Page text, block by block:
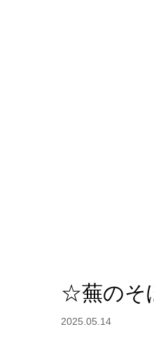
☆蕪のそ
2025.05.14